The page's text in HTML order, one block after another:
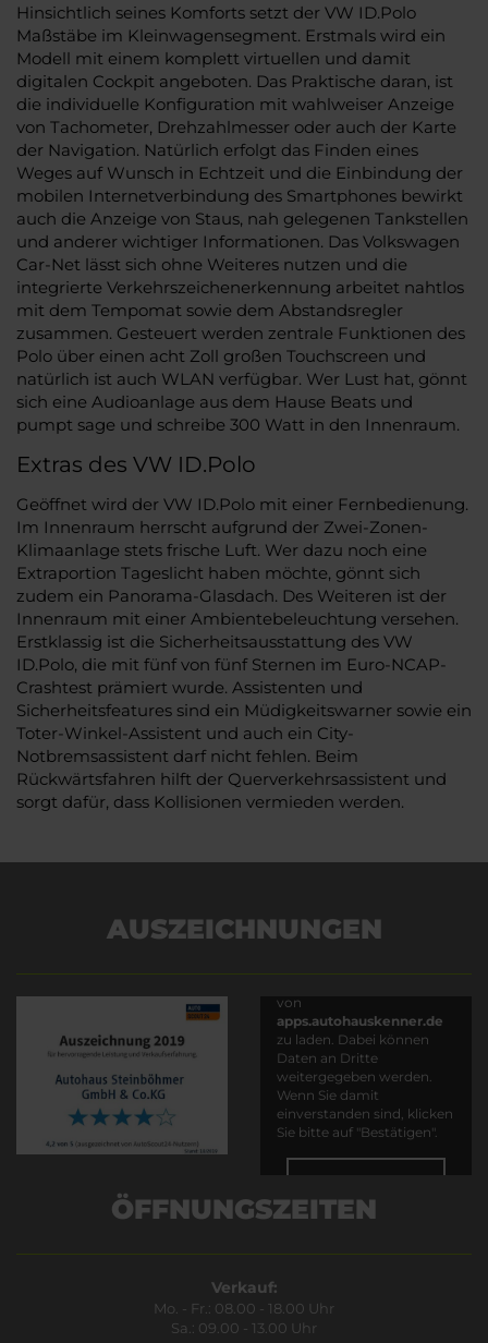
Hinsichtlich seines Komforts setzt der VW ID.Polo
Maßstäbe im Kleinwagensegment. Erstmals wird ein
Modell mit einem komplett virtuellen und damit
digitalen Cockpit angeboten. Das Praktische daran, ist
die individuelle Konfiguration mit wahlweiser Anzeige
von Tachometer, Drehzahlmesser oder auch der Karte
der Navigation. Natürlich erfolgt das Finden eines
Weges auf Wunsch in Echtzeit und die Einbindung der
mobilen Internetverbindung des Smartphones bewirkt
auch die Anzeige von Staus, nah gelegenen Tankstellen
und anderer wichtiger Informationen. Das Volkswagen
Car-Net lässt sich ohne Weiteres nutzen und die
integrierte Verkehrszeichenerkennung arbeitet nahtlos
mit dem Tempomat sowie dem Abstandsregler
zusammen. Gesteuert werden zentrale Funktionen des
Polo über einen acht Zoll großen Touchscreen und
natürlich ist auch WLAN verfügbar. Wer Lust hat, gönnt
sich eine Audioanlage aus dem Hause Beats und
pumpt sage und schreibe 300 Watt in den Innenraum.
Extras des VW ID.Polo
Geöffnet wird der VW ID.Polo mit einer Fernbedienung.
Im Innenraum herrscht aufgrund der Zwei-Zonen-
Klimaanlage stets frische Luft. Wer dazu noch eine
Extraportion Tageslicht haben möchte, gönnt sich
zudem ein Panorama-Glasdach. Des Weiteren ist der
Innenraum mit einer Ambientebeleuchtung versehen.
Erstklassig ist die Sicherheitsausstattung des VW
ID.Polo, die mit fünf von fünf Sternen im Euro-NCAP-
Crashtest prämiert wurde. Assistenten und
Sicherheitsfeatures sind ein Müdigkeitswarner sowie ein
Toter-Winkel-Assistent und auch ein City-
Notbremsassistent darf nicht fehlen. Beim
Rückwärtsfahren hilft der Querverkehrsassistent und
sorgt dafür, dass Kollisionen vermieden werden.
AUSZEICHNUNGEN
von
apps.autohauskenner.de
zu laden. Dabei können
Daten an Dritte
weitergegeben werden.
Wenn Sie damit
einverstanden sind, klicken
Sie bitte auf "Bestätigen".
ÖFFNUNGSZEITEN
Verkauf:
Mo. - Fr.: 08.00 - 18.00 Uhr
Sa.: 09.00 - 13.00 Uhr